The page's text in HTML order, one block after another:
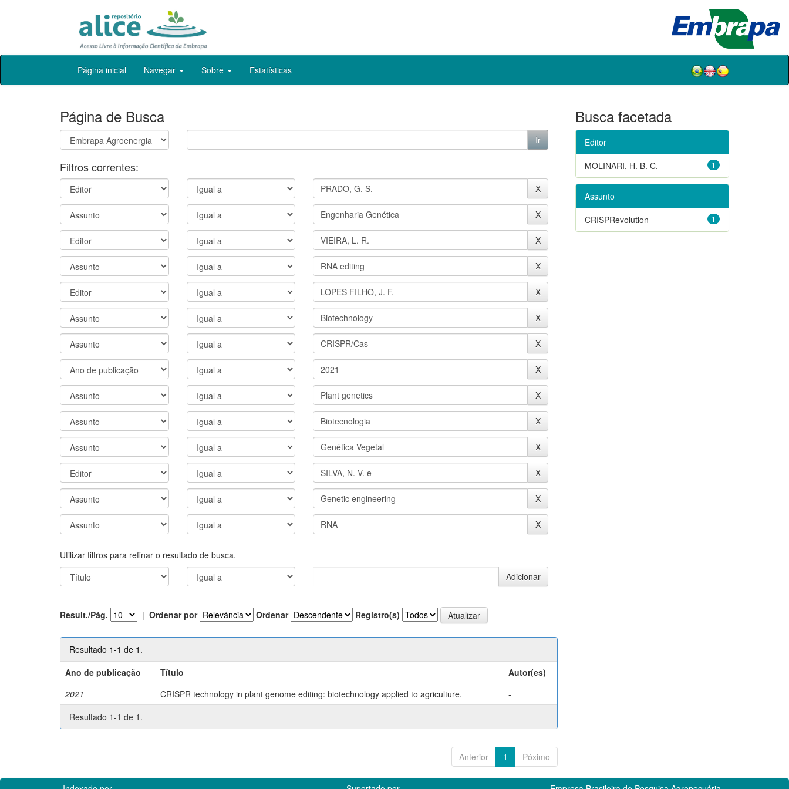
Skip
Página inicial Navegar Sobre Estatísticas
Página de Busca
Filtros correntes:
Utilizar filtros para refinar o resultado de busca.
Result./Pág. | Ordenar por Ordenar Registro(s)
Resultado 1-1 de 1.
Ano de publicação
Título
Autor(es)
2021
CRISPR technology in plant genome editing: biotechnology applied to agriculture.
-
Resultado 1-1 de 1.
Anterior 1 Póximo
Busca facetada
Editor
1
MOLINARI, H. B. C.
Assunto
1
CRISPRevolution